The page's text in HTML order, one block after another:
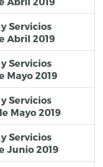
2020-06-18
Verificación o Inspección con resultado positivo.
2020-06-18
2020-06-19
2020-06-19 0
2020-06-19 Verificación o Inspección con resultado positivo.
0
2020-06-19
Servicios
Abril 2019
Servicios
Mayo 2019
Servicios
Mayo 2019
Servicios
Junio 2019